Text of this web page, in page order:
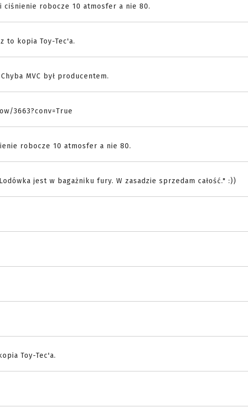
ciśnienie robocze 10 atmosfer a nie 80.
to kopia Toy-Tec'a.
MVC był producentem.
3663?conv=True
robocze 10 atmosfer a nie 80.
jest w bagażniku fury. W zasadzie sprzedam całość." :))
Toy-Tec'a.